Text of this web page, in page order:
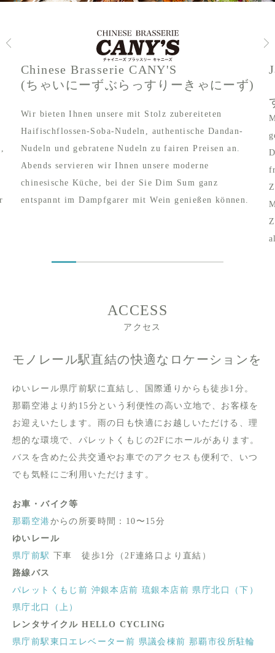
Chinese Brasserie CANY'S
(ちゃいにーずぶらっすりーきゃにーず)
Wir bieten Ihnen unsere mit Stolz zubereiteten
Haifischflossen-Soba-Nudeln, authentische Dandan-
Nudeln und gebratene Nudeln zu fairen Preisen an.
Abends servieren wir Ihnen unsere moderne
chinesische Küche, bei der Sie Dim Sum ganz
entspannt im Dampfgarer mit Wein genießen können.
ACCESS
アクセス
モノレール駅直結の快適なロケーションを
ゆいレール県庁前駅に直結し、国際通りからも徒歩1分。
那覇空港より約15分という利便性の高い立地で、お客様を
お迎えいたします。雨の日も快適にお越しいただける、理
想的な環境で、パレットくもじの2Fにホールがあります。
バスを含めた公共交通やお車でのアクセスも便利で、いつ
でも気軽にご利用いただけます。
お車・バイク等
那覇空港からの所要時間：10〜15分
ゆいレール
県庁前駅 下車 徒歩1分（2F連絡口より直結）
路線バス
パレットくもじ前 沖銀本店前 琉銀本店前 県庁北口（下）
県庁北口（上）
レンタサイクル HELLO CYCLING
県庁前駅東口エレベーター前 県議会棟前 那覇市役所駐輪